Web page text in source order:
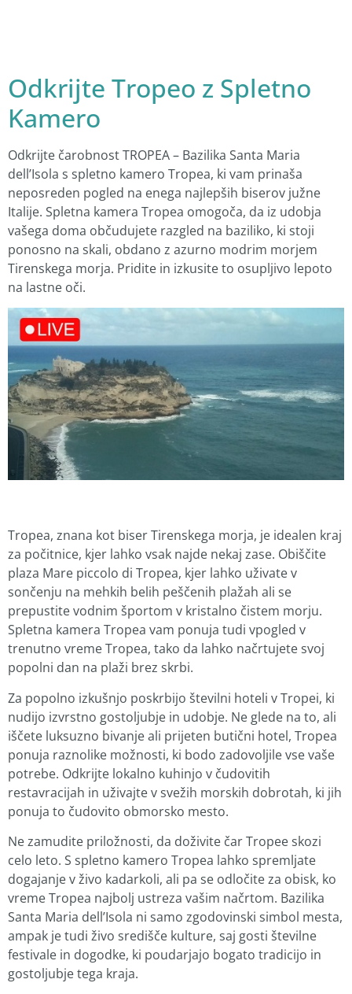
Odkrijte Tropeo z Spletno
Kamero
Odkrijte čarobnost TROPEA – Bazilika Santa Maria
dell’Isola s spletno kamero Tropea, ki vam prinaša
neposreden pogled na enega najlepših biserov južne
Italije. Spletna kamera Tropea omogoča, da iz udobja
vašega doma občudujete razgled na baziliko, ki stoji
ponosno na skali, obdano z azurno modrim morjem
Tirenskega morja. Pridite in izkusite to osupljivo lepoto
na lastne oči.
Tropea, znana kot biser Tirenskega morja, je idealen kraj
za počitnice, kjer lahko vsak najde nekaj zase. Obiščite
plaza Mare piccolo di Tropea, kjer lahko uživate v
sončenju na mehkih belih peščenih plažah ali se
prepustite vodnim športom v kristalno čistem morju.
Spletna kamera Tropea vam ponuja tudi vpogled v
trenutno vreme Tropea, tako da lahko načrtujete svoj
popolni dan na plaži brez skrbi.
Za popolno izkušnjo poskrbijo številni hoteli v Tropei, ki
nudijo izvrstno gostoljubje in udobje. Ne glede na to, ali
iščete luksuzno bivanje ali prijeten butični hotel, Tropea
ponuja raznolike možnosti, ki bodo zadovoljile vse vaše
potrebe. Odkrijte lokalno kuhinjo v čudovitih
restavracijah in uživajte v svežih morskih dobrotah, ki jih
ponuja to čudovito obmorsko mesto.
Ne zamudite priložnosti, da doživite čar Tropee skozi
celo leto. S spletno kamero Tropea lahko spremljate
dogajanje v živo kadarkoli, ali pa se odločite za obisk, ko
vreme Tropea najbolj ustreza vašim načrtom. Bazilika
Santa Maria dell’Isola ni samo zgodovinski simbol mesta,
ampak je tudi živo središče kulture, saj gosti številne
festivale in dogodke, ki poudarjajo bogato tradicijo in
gostoljubje tega kraja.